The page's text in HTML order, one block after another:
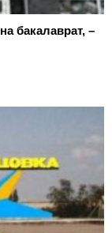
бакалаврат, –